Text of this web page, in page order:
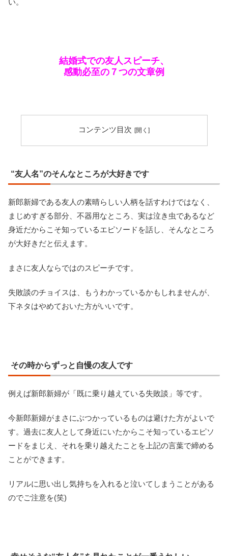
結婚式での友人スピーチ、
感動必至の７つの文章例
コンテンツ目次
“友人名”のそんなところが大好きです
新郎新婦である友人の素晴らしい人柄を話すわけではなく、
まじめすぎる部分、不器用なところ、実は泣き虫であるなど
身近だからこそ知っているエピソードを話し、そんなところ
が大好きだと伝えます。
まさに友人ならではのスピーチです。
失敗談のチョイスは、もうわかっているかもしれませんが、
下ネタはやめておいた方がいいです。
その時からずっと自慢の友人です
例えば新郎新婦が「既に乗り越えている失敗談」等です。
今新郎新婦がまさにぶつかっているものは避けた方がよいで
す。過去に友人として身近にいたからこそ知っているエピソ
ードをまじえ、それを乗り越えたことを上記の言葉で締める
ことができます。
リアルに思い出し気持ちを入れると泣いてしまうことがある
のでご注意を(笑)